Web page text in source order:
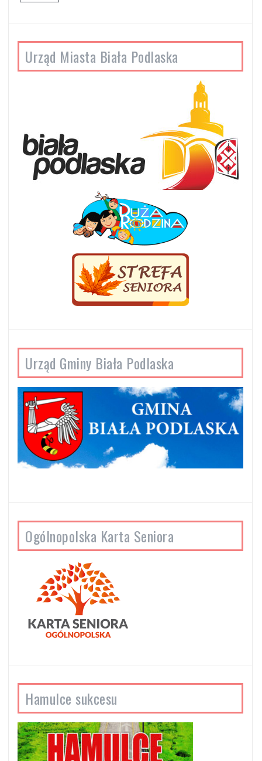
Urząd Miasta Biała Podlaska
Urząd Gminy Biała Podlaska
Ogólnopolska Karta Seniora
Hamulce sukcesu